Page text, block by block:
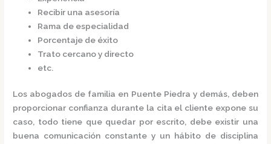
Recibir una asesoría
Rama de especialidad
Porcentaje de éxito
Trato cercano y directo
etc.
Los abogados de familia en Puente Piedra y demás, deben
proporcionar confianza durante la cita el cliente expone su
caso, todo tiene que quedar por escrito, debe existir una
buena comunicación constante y un hábito de disciplina